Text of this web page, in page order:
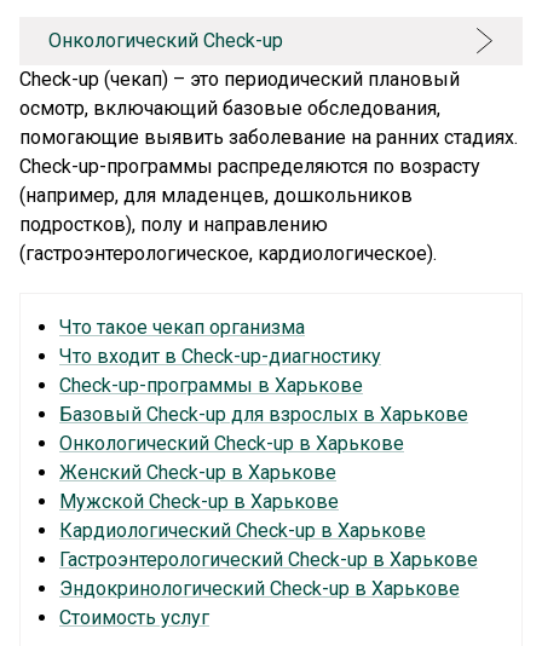
Онкологический Check-up
Check-up (чекап) – это периодический плановый
осмотр, включающий базовые обследования,
помогающие выявить заболевание на ранних стадиях.
Check-up-программы распределяются по возрасту
(например, для младенцев, дошкольников
подростков), полу и направлению
(гастроэнтерологическое, кардиологическое).
Что такое чекап организма
Что входит в Check-up-диагностику
Check-up-программы в Харькове
Базовый Check-up для взрослых в Харькове
Онкологический Check-up в Харькове
Женский Check-up в Харькове
Мужской Check-up в Харькове
Кардиологический Check-up в Харькове
Гастроэнтерологический Check-up в Харькове
Эндокринологический Check-up в Харькове
Стоимость услуг